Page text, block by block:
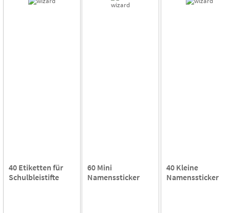
40 Etiketten für
Schulbleistifte
60 Mini
Namenssticker
40 Kleine
Namenssticker